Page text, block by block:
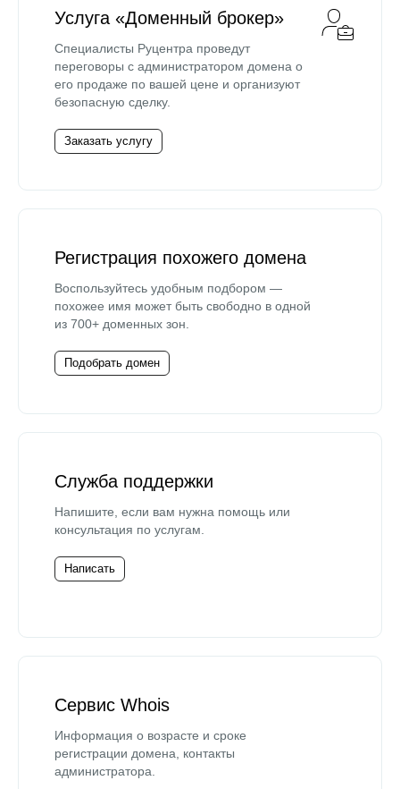
Услуга «Доменный брокер»
Специалисты Руцентра проведут
переговоры с администратором домена о
его продаже по вашей цене и организуют
безопасную сделку.
Заказать услугу
Регистрация похожего домена
Воспользуйтесь удобным подбором —
похожее имя может быть свободно в одной
из 700+ доменных зон.
Подобрать домен
Служба поддержки
Напишите, если вам нужна помощь или
консультация по услугам.
Написать
Сервис Whois
Информация о возрасте и сроке
регистрации домена, контакты
администратора.